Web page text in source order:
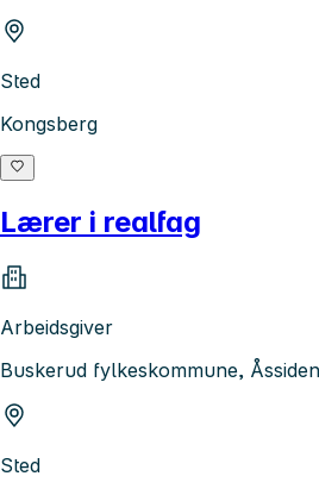
Sted
Kongsberg
Lærer i realfag
Arbeidsgiver
Buskerud fylkeskommune,
Sted